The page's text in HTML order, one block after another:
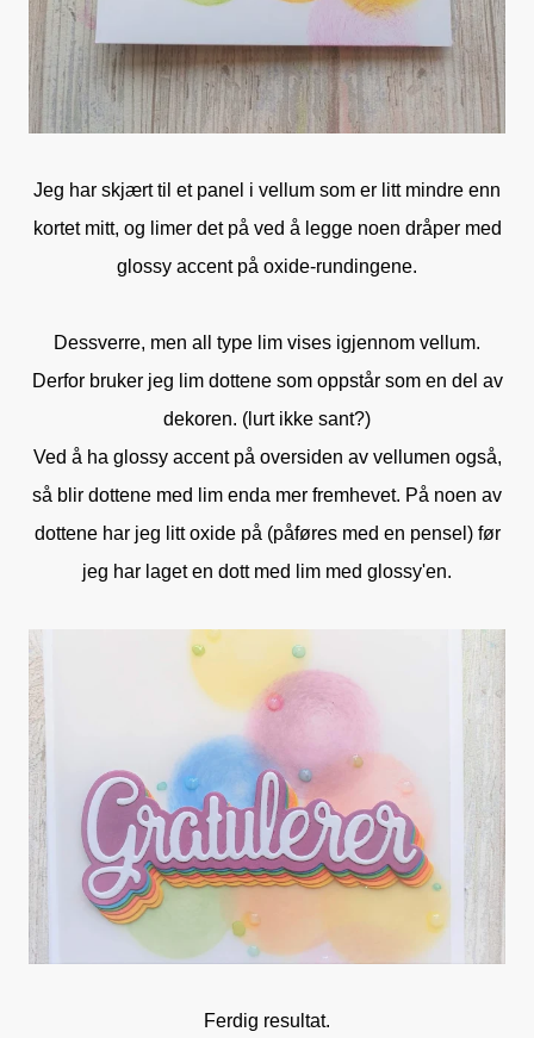
Jeg har skjært til et panel i vellum som er litt mindre enn
kortet mitt, og limer det på ved å legge noen dråper med
glossy accent på oxide-rundingene.
Dessverre, men all type lim vises igjennom vellum.
Derfor bruker jeg lim dottene som oppstår som en del av
dekoren. (lurt ikke sant?)
Ved å ha glossy accent på oversiden av vellumen også,
så blir dottene med lim enda mer fremhevet. På noen av
dottene har jeg litt oxide på (påføres med en pensel) før
jeg har laget en dott med lim med glossy'en.
Ferdig resultat.